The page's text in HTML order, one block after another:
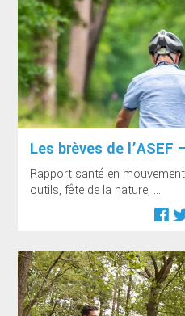
Les brèves de l’ASEF
Rapport santé en
outils, fête de la nature, ...